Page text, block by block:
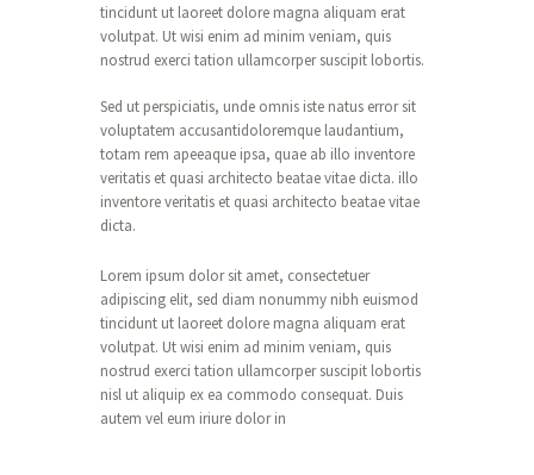
tincidunt ut laoreet dolore magna aliquam erat
volutpat. Ut wisi enim ad minim veniam, quis
nostrud exerci tation ullamcorper suscipit lobortis.
Sed ut perspiciatis, unde omnis iste natus error sit
voluptatem accusantidoloremque laudantium,
totam rem apeeaque ipsa, quae ab illo inventore
veritatis et quasi architecto beatae vitae dicta. illo
inventore veritatis et quasi architecto beatae vitae
dicta.
Lorem ipsum dolor sit amet, consectetuer
adipiscing elit, sed diam nonummy nibh euismod
tincidunt ut laoreet dolore magna aliquam erat
volutpat. Ut wisi enim ad minim veniam, quis
nostrud exerci tation ullamcorper suscipit lobortis
nisl ut aliquip ex ea commodo consequat. Duis
autem vel eum iriure dolor in